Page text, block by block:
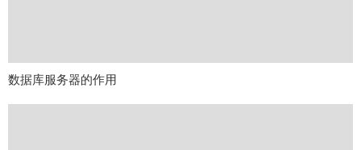
数据库服务器的作用